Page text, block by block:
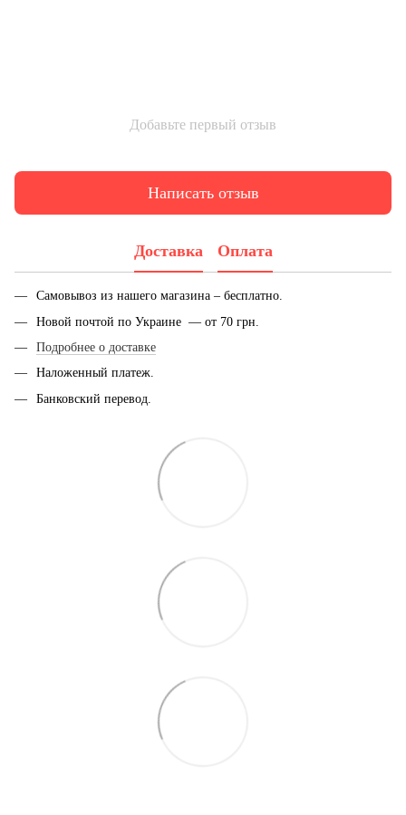
Добавьте первый отзыв
Написать отзыв
Доставка Оплата
Самовывоз из нашего магазина – бесплатно.
Новой почтой по Украине — от 70 грн.
Подробнее о доставке
Наложенный платеж.
Банковский перевод.